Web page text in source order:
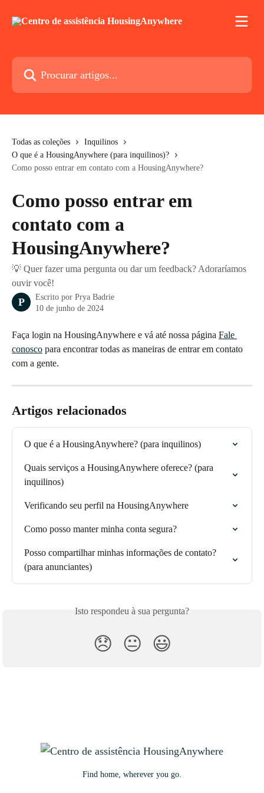
Procurar artigos...
Todas as coleções
Inquilinos
O que é a HousingAnywhere (para inquilinos)?
Como posso entrar em contato com a HousingAnywhere?
Como posso entrar em
contato com a
HousingAnywhere?
💡 Quer fazer uma pergunta ou dar um feedback? Adoraríamos
ouvir você!
P Escrito por Prya Badrie
10 de junho de 2024
Faça login na HousingAnywhere e vá até nossa página Fale
conosco para encontrar todas as maneiras de entrar em contato
com a gente.
Artigos relacionados
O que é a HousingAnywhere? (para inquilinos)
Quais serviços a HousingAnywhere oferece? (para
inquilinos)
Verificando seu perfil na HousingAnywhere
Como posso manter minha conta segura?
Posso compartilhar minhas informações de contato?
(para anunciantes)
Isto respondeu à sua pergunta?
😞 😐 😃
Find home, wherever you go.